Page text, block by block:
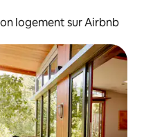
logement sur Airbnb